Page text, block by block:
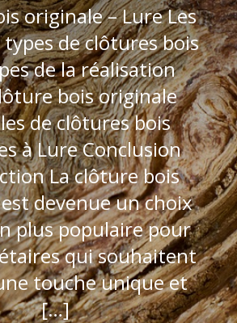
originale – Lure Les
de clôtures bois
de la réalisation
bois originale
de clôtures bois
à Lure Conclusion
La clôture bois
devenue un choix
plus populaire pour
qui souhaitent
touche unique et
[…]